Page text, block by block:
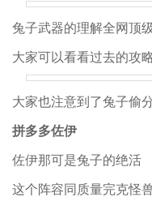
兔子武器的理解全网顶
大家可以看看过去的攻
大家也注意到了兔子偷
拼多多佐伊
佐伊那可是兔子的绝活
这个阵容同质量完克怪